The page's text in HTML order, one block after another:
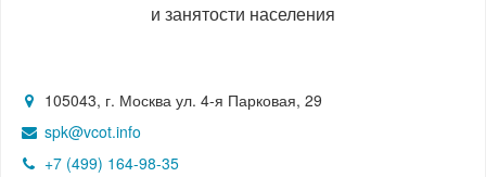
и занятости населения
105043, г. Москва ул. 4-я Парковая, 29
spk@vcot.info
+7 (499) 164-98-35